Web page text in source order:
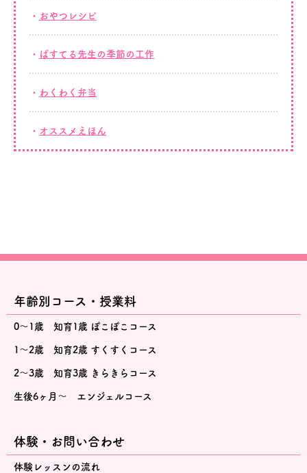
おやつレシピ
ぱすてる先生の季節の工作
わくわく弁当
オススメえほん
年齢別コース・授業料
0～1歳 知育1歳 ぽこぽこコース
1～2歳 知育2歳 すくすくコース
2～3歳 知育3歳 きらきらコース
生後6ヶ月～ エンジェルコース
体験・お問い合わせ
体験レッスンの流れ